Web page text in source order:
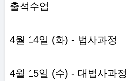
출석수업
4월 14일 (화) - 법사과정
4월 15일 (수) - 대법사과정